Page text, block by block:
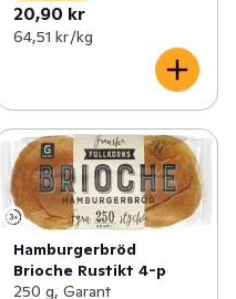
20,90 kr
64,51 kr /kg
Hamburgerbröd
Brioche Rustikt 4-p
250 g, Garant